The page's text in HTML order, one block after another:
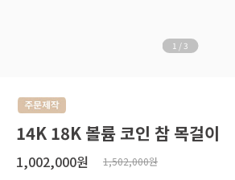
1 / 3
14K 18K 볼륨 코인 참 목걸이
1,002,000원 1,502,000원